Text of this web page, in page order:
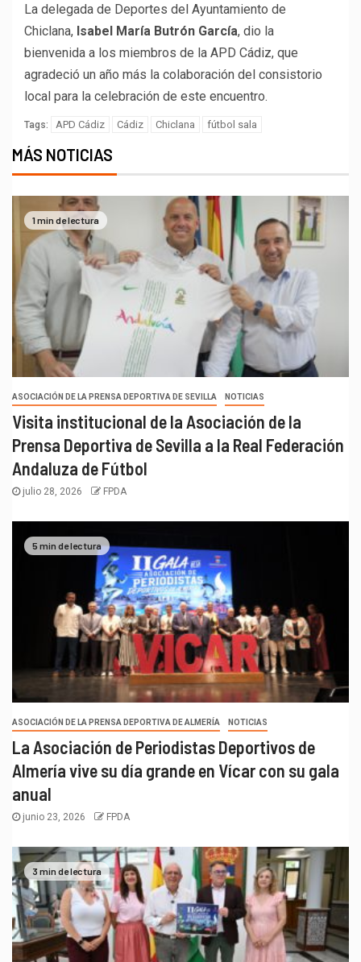
La delegada de Deportes del Ayuntamiento de
Chiclana, Isabel María Butrón García, dio la
bienvenida a los miembros de la APD Cádiz, que
agradeció un año más la colaboración del consistorio
local para la celebración de este encuentro.
Tags: APD Cádiz Cádiz Chiclana fútbol sala
MÁS NOTICIAS
1 min de lectura
ASOCIACIÓN DE LA PRENSA DEPORTIVA DE SEVILLA NOTICIAS
Visita institucional de la Asociación de la
Prensa Deportiva de Sevilla a la Real Federación
Andaluza de Fútbol
julio 28, 2026 FPDA
5 min de lectura
ASOCIACIÓN DE LA PRENSA DEPORTIVA DE ALMERÍA NOTICIAS
La Asociación de Periodistas Deportivos de
Almería vive su día grande en Vícar con su gala
anual
junio 23, 2026 FPDA
3 min de lectura